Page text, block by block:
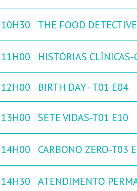
10H30 THE FOOD
11H00 HISTÓRIAS
12H00 BIRTH DAY - T01 E04
13H00 SETE VIDAS-T01 E10
14H00 CARBONO ZERO-T03
14H30 ATENDIMENTO